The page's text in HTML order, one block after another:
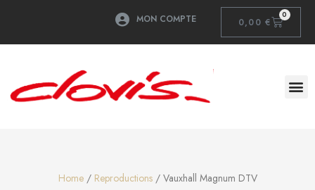
MON COMPTE 0,00€
0
Home/ Reproductions/ Vauxhall Magnum DTV